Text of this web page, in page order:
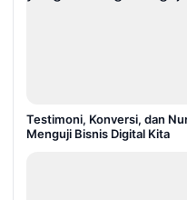
Testimoni, Konversi, dan
Menguji Bisnis Digital Kita